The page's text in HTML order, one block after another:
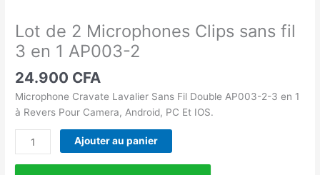
Lot de 2 Microphones Clips sans fil
3 en 1 AP003-2
24.900 CFA
Microphone Cravate Lavalier Sans Fil Double AP003-2-3 en 1
à Revers Pour Camera, Android, PC Et IOS.
Ajouter au panier